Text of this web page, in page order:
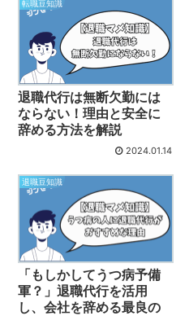
転職豆知識
退職代行は無断欠勤には
ならない！理由と安全に
辞める方法を解説
2024.01.14
退職豆知識
「もしかしてうつ病予備
軍？」退職代行を活用
し、会社を辞める最良の